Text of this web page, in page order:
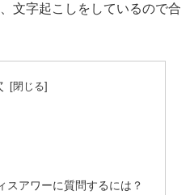
文字起こしをしているので合
スアワーに質問するには？